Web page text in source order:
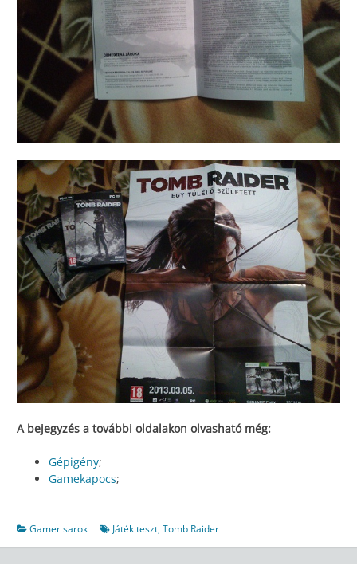
A bejegyzés a további oldalakon olvasható még:
Gépigény;
Gamekapocs;
Gamer sarok Játék teszt,Tomb Raider